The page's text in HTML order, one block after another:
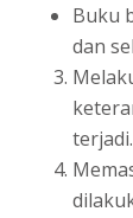
Buku
dan
terjadi.